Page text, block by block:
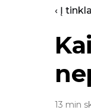
‹ Į
13 min